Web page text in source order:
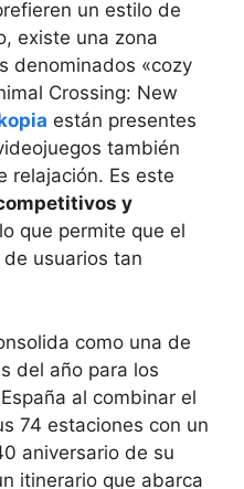
un estilo de
existe una zona
denominados «cozy
Crossing: New
están presentes
también
relajación. Es este
y
lo que permite que el
usuarios tan
como una de
del año para los
al combinar el
74 estaciones con un
aniversario de su
itinerario que abarca